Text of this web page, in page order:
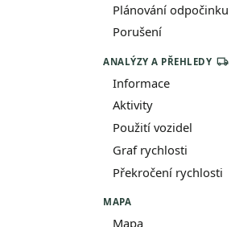
Plánování odpočinku
Porušení
ANALÝZY A PŘEHLEDY
Informace
Aktivity
Použití vozidel
Graf rychlosti
Překročení rychlosti
MAPA
Mapa